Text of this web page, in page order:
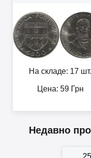
На складе: 17 шт.
Цена: 59Грн
Недавно